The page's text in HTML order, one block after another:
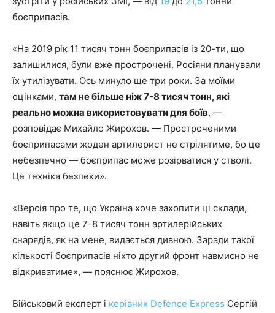
боєприпасів.
«На 2019 рік 11 тисяч тонн боєприпасів із 20-ти, що
залишилися, були вже прострочені. Росіяни планували
їх утилізувати. Ось минуло ще три роки. За моїми
оцінками, там не більше ніж 7-8 тисяч тонн, які
реально можна використовувати для боїв, —
розповідає Михайло Жирохов. — Простроченими
боєприпасами жоден артилерист не стрілятиме, бо це
небезпечно — боєприпас може розірватися у стволі.
Це техніка безпеки».
«Версія про те, що Україна хоче захопити ці склади,
навіть якщо це 7-8 тисяч тонн артилерійських
снарядів, як на мене, видається дивною. Заради такої
кількості боєприпасів ніхто другий фронт навмисно не
відкриватиме», — пояснює Жирохов.
Військовий експерт і керівник Defence Express Сергій